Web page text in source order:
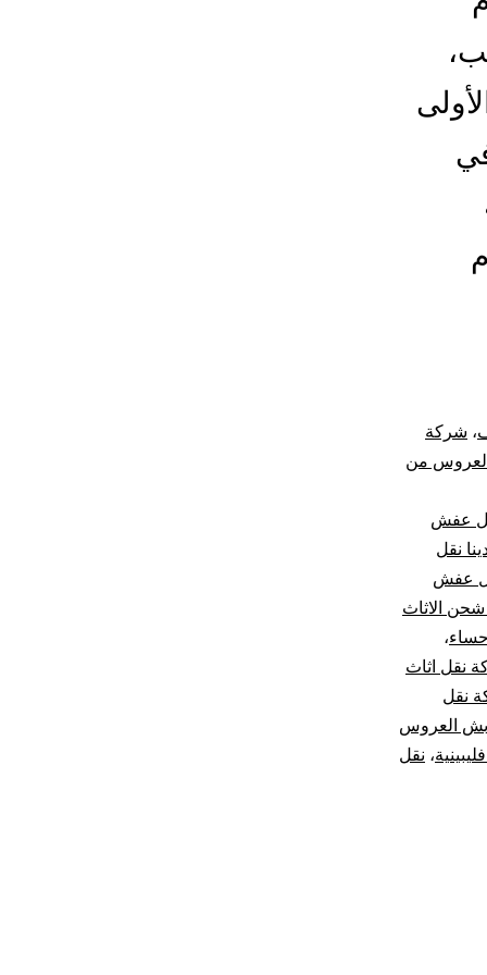
، شركة
من
عفش
نقل
عفش
الاثاث
،
نقل اثاث
نقل
العروس
، نقل